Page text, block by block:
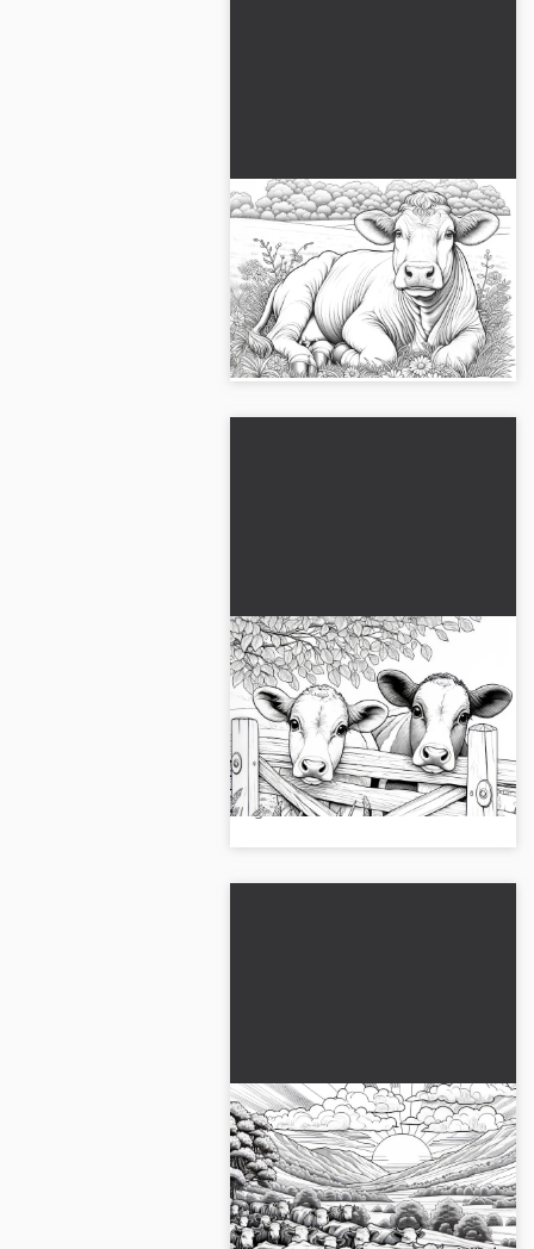
Vaca tumbada
relajadamente en la
hierba: Plantilla para
colorear para descargar
(Gratis)
¡Descarga ahora la plantilla de
colorear gratuita de la vaca
relajada en la hierba!...
Dos vacas miran curiosas
por encima de una cerca
de madera: plantilla para
colorear para descargar
(gratis)
Dibuja las vacas curiosas en la
cerca de madera. ¡Descarga
ahora la plantilla de dibujo
gratuita!...
Manada de vacas
atraviesa el paisaje:
Plantilla de dibujo
detallada (Gratis)
Descubre la plantilla para
colorear detallada de un rebaño